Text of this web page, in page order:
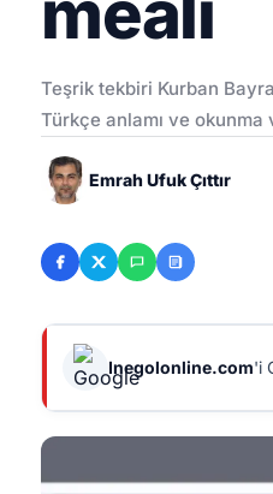
Teşrik tekbiri Kurban
Türkçe anlamı ve
Emrah Ufuk Çıttır
Inegolonline.com'i